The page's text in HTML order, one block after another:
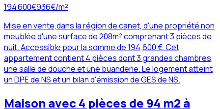
194 600€936€/m²
Mise en vente,dans la région de canet, d'une propriété non
meublée d'une surface de 208m² comprenant 3 pièces de
nuit. Accessible pour la somme de 194,600 €. Cet
appartement contient 4 pièces dont 3 grandes chambres,
une salle de douche et une buanderie. Le logement atteint
un DPE de NS et un bilan d'émission de GES de NS.
Maison avec 4 pièces de 94 m2 à